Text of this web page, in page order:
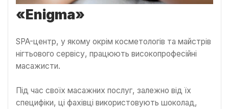
«Enigma»
SPA-центр, у якому окрім косметологів та майстрів
нігтьового сервісу, працюють високопрофесійні
масажисти.
Під час своїх масажних послуг, залежно від їх
специфіки, ці фахівці використовують шоколад,